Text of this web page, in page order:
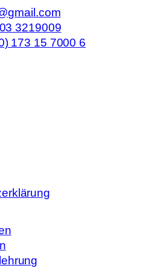
3219009
173 15 7000 6